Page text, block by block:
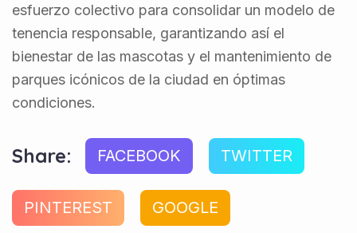
esfuerzo colectivo para consolidar un modelo de
tenencia responsable, garantizando así el
bienestar de las mascotas y el mantenimiento de
parques icónicos de la ciudad en óptimas
condiciones.
Share: FACEBOOK TWITTER
PINTEREST GOOGLE